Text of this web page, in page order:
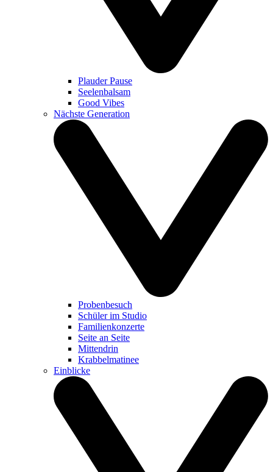
Plauder Pause
Seelenbalsam
Good Vibes
Nächste Generation
Probenbesuch
Schüler im Studio
Familienkonzerte
Seite an Seite
Mittendrin
Krabbelmatinee
Einblicke